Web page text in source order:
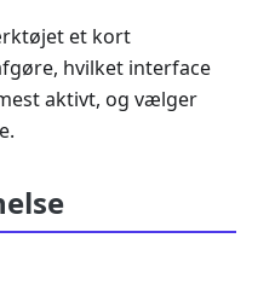
et kort
hvilket interface
aktivt, og vælger